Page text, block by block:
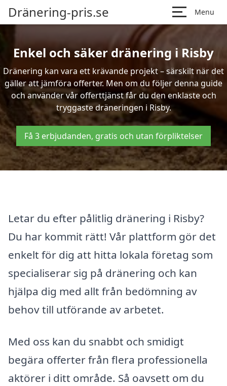
Dränering-pris.se Menu
Enkel och säker dränering i Risby
Dränering kan vara ett krävande projekt – särskilt när det
gäller att jämföra offerter. Men om du följer denna guide
och använder vår offerttjänst får du den enklaste och
tryggaste dräneringen i Risby.
Få 3 erbjudanden, gratis och utan förpliktelser
Letar du efter pålitlig dränering i Risby?
Du har kommit rätt! Vår plattform gör det
enkelt för dig att hitta lokala företag som
specialiserar sig på dränering och kan
hjälpa dig med allt från bedömning av
behov till utförande av arbetet.
Med oss kan du snabbt och smidigt
begära offerter från flera professionella
aktörer i ditt område. Så oavsett om du